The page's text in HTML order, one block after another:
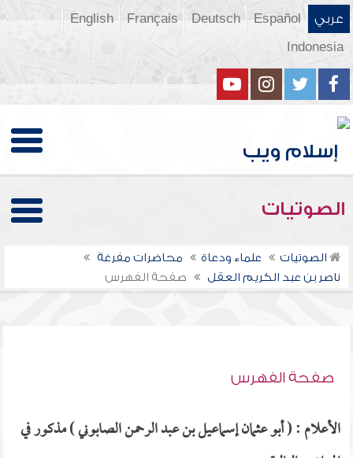
عربي Español
Deutsch
Français
English
Indonesia
الصوتيات
الصوتيات علماء ودعاة
محاضرات مفرغة
ناصر بن عبد الكريم العقل
صفحة الفهرس
صفحة الفهرس
الأعلام : ( أبو عثمان إسماعيل بن عبد الرحمن الصابوني ) مذكور في